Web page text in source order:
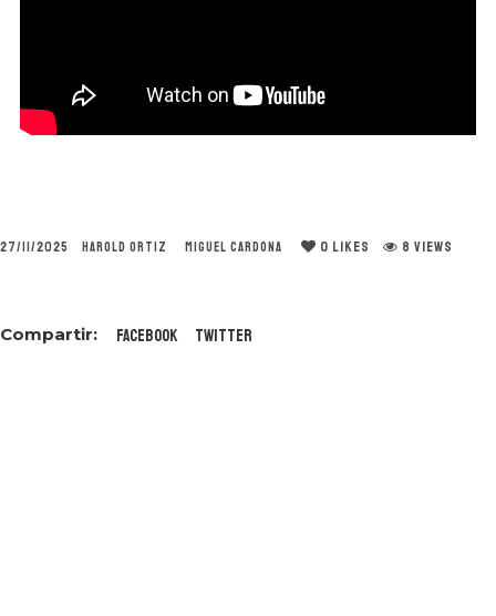
27/11/2025 HAROLD ORTIZ MIGUEL CARDONA 0 LIKES 8 VIEWS
Facebook Twitter